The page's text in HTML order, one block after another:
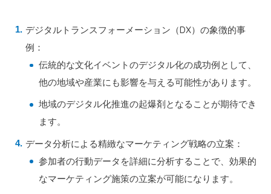
デジタルトランスフォーメーション（DX）の象徴的事
例：
伝統的な文化イベントのデジタル化の成功例として、
他の地域や産業にも影響を与える可能性があります。
地域のデジタル化推進の起爆剤となることが期待でき
ます。
データ分析による精緻なマーケティング戦略の立案：
参加者の行動データを詳細に分析することで、効果的
なマーケティング施策の立案が可能になります。